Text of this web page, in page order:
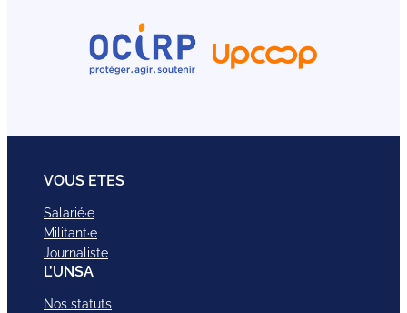
VOUS ETES
Salarié·e
Militant·e
Journaliste
L’UNSA
Nos statuts